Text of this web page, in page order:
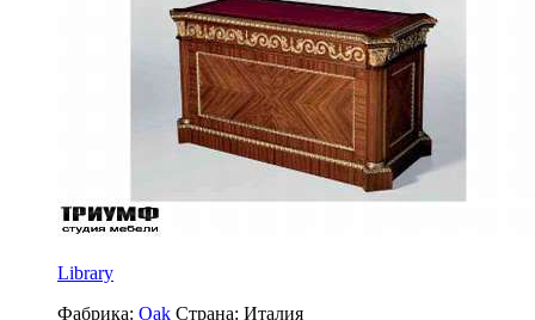
Library
Фабрика: Oak Страна: Италия